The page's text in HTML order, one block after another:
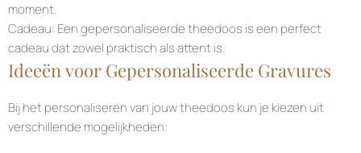
moment.
Cadeau: Een gepersonaliseerde theedoos is een perfect
cadeau dat zowel praktisch als attent is.
Ideeën voor Gepersonaliseerde Gravures
Bij het personaliseren van jouw theedoos kun je kiezen uit
verschillende mogelijkheden: